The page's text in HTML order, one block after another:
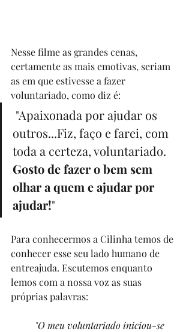
Nesse filme as grandes cenas,
certamente as mais emotivas, seriam
as em que estivesse a fazer
voluntariado, como diz é:
outros...Fiz, faço e farei, com
toda a certeza, voluntariado.
Gosto de fazer o bem sem
olhar a quem e ajudar por
ajudar!"
Para conhecermos a Cilinha temos de
conhecer esse seu lado humano de
entreajuda. Escutemos enquanto
lemos com a nossa voz as suas
próprias palavras:
"O meu voluntariado iniciou-se